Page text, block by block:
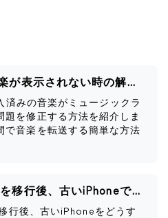
iTunesで購入済みの音楽が表示されない時の解決策
済みの音楽がミュージックラ
題を修正する方法を紹介しま
で音楽を転送する簡単な方法
新しいiPhoneにデータを移行後、古いiPhoneですべきこと
行後、古いiPhoneをどうす